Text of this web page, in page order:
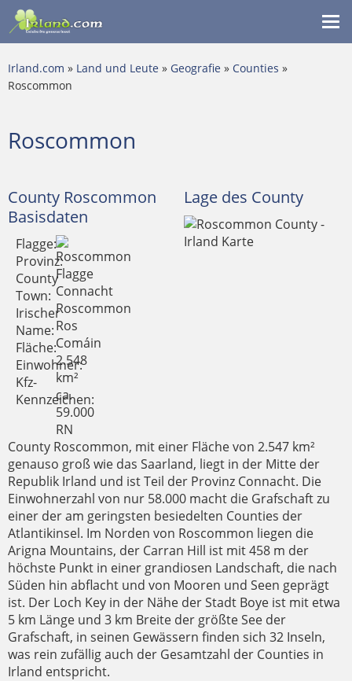
Irland.com » Land und Leute » Geografie » Counties »
Roscommon
Roscommon
County Roscommon
Basisdaten
Flagge:
Provinz:
County
Town:
Irischer
Name:
Fläche:
Einwohner:
Kfz-
Kennzeichen:
Connacht
Roscommon
Ros
Comáin
2.548
km²
ca.
59.000
RN
Lage des County
County Roscommon, mit einer Fläche von 2.547 km²
genauso groß wie das Saarland, liegt in der Mitte der
Republik Irland und ist Teil der Provinz Connacht. Die
Einwohnerzahl von nur 58.000 macht die Grafschaft zu
einer der am geringsten besiedelten Counties der
Atlantikinsel. Im Norden von Roscommon liegen die
Arigna Mountains, der Carran Hill ist mit 458 m der
höchste Punkt in einer grandiosen Landschaft, die nach
Süden hin abflacht und von Mooren und Seen geprägt
ist. Der Loch Key in der Nähe der Stadt Boye ist mit etwa
5 km Länge und 3 km Breite der größte See der
Grafschaft, in seinen Gewässern finden sich 32 Inseln,
was rein zufällig auch der Gesamtzahl der Counties in
Irland entspricht.